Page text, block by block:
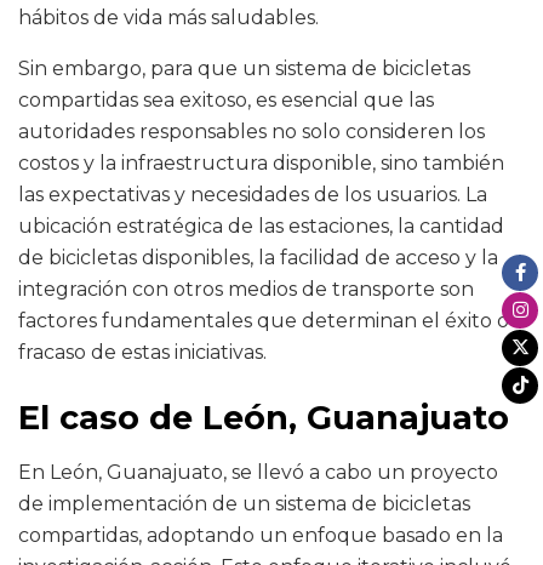
hábitos de vida más saludables.
Sin embargo, para que un sistema de bicicletas
compartidas sea exitoso, es esencial que las
autoridades responsables no solo consideren los
costos y la infraestructura disponible, sino también
las expectativas y necesidades de los usuarios. La
ubicación estratégica de las estaciones, la cantidad
de bicicletas disponibles, la facilidad de acceso y la
integración con otros medios de transporte son
factores fundamentales que determinan el éxito o
fracaso de estas iniciativas.
El caso de León, Guanajuato
En León, Guanajuato, se llevó a cabo un proyecto
de implementación de un sistema de bicicletas
compartidas, adoptando un enfoque basado en la